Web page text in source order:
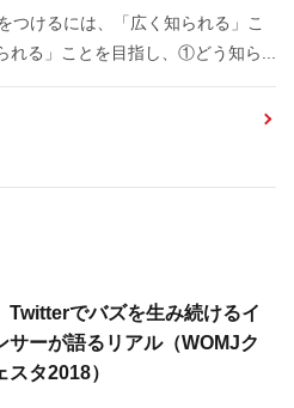
つけるには、「広く知られる」こ
れる」ことを目指し、①どう知ら...
Twitterでバズを生み続けるイ
サーが語るリアル（WOMJク
タ2018）